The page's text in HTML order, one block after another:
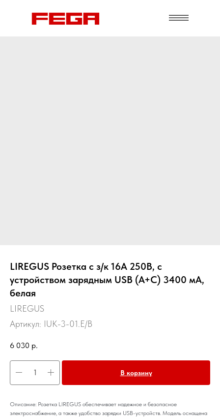
LIREGUS Розетка с з/к 16А 250В, с
устройством зарядным USB (A+C) 3400 мА,
белая
LIREGUS
Артикул: IUK-3-01.E/B
6 030 р.
В корзину
Описание: Розетка LIREGUS обеспечивает надежное и безопасное
электроснабжение, а также удобство зарядки USB-устройств. Модель оснащена